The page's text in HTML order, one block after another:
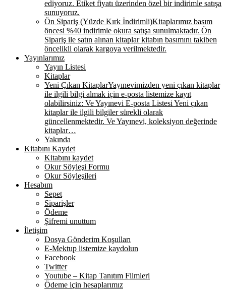
ediyoruz. Etiket fiyatı üzerinden özel bir indirimle satışa
sunuyoruz.
Ön Sipariş (Yüzde Kırk İndirimli)Kitaplarımız basım
öncesi %40 indirimle okura satışa sunulmaktadır. Ön
Sipariş ile satın alınan kitaplar kitabın basımını takiben
öncelikli olarak kargoya verilmektedir.
Yayınlarımız
Yayın Listesi
Kitaplar
Yeni Çıkan KitaplarYayınevimizden yeni çıkan kitaplar
ile ilgili bilgi almak için e-posta listemize kayıt
olabilirsiniz: Ve Yayınevi E-posta Listesi Yeni çıkan
kitaplar ile ilgili bilgiler sürekli olarak
güncellenmektedir. Ve Yayınevi, koleksiyon değerinde
kitaplar…
Yakında
Kitabını Kaydet
Kitabını kaydet
Okur Söyleşi Formu
Okur Söyleşileri
Hesabım
Sepet
Siparişler
Ödeme
Şifremi unuttum
İletişim
Dosya Gönderim Koşulları
E-Mektup listemize kaydolun
Facebook
Twitter
Youtube – Kitap Tanıtım Filmleri
Ödeme için hesaplarımız